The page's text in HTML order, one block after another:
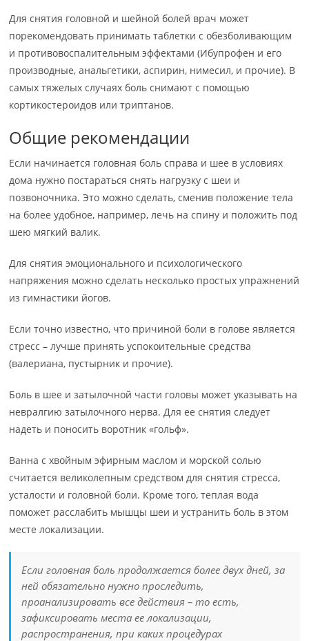
Для снятия головной и шейной болей врач может
порекомендовать принимать таблетки с обезболивающим
и противовоспалительным эффектами (Ибупрофен и его
производные, анальгетики, аспирин, нимесил, и прочие). В
самых тяжелых случаях боль снимают с помощью
кортикостероидов или триптанов.
Общие рекомендации
Если начинается головная боль справа и шее в условиях
дома нужно постараться снять нагрузку с шеи и
позвоночника. Это можно сделать, сменив положение тела
на более удобное, например, лечь на спину и положить под
шею мягкий валик.
Для снятия эмоционального и психологического
напряжения можно сделать несколько простых упражнений
из гимнастики йогов.
Если точно известно, что причиной боли в голове является
стресс – лучше принять успокоительные средства
(валериана, пустырник и прочие).
Боль в шее и затылочной части головы может указывать на
невралгию затылочного нерва. Для ее снятия следует
надеть и поносить воротник «гольф».
Ванна с хвойным эфирным маслом и морской солью
считается великолепным средством для снятия стресса,
усталости и головной боли. Кроме того, теплая вода
поможет расслабить мышцы шеи и устранить боль в этом
месте локализации.
Если головная боль продолжается более двух дней, за
ней обязательно нужно проследить,
проанализировать все действия – то есть,
зафиксировать места ее локализации,
распространения, при каких процедурах